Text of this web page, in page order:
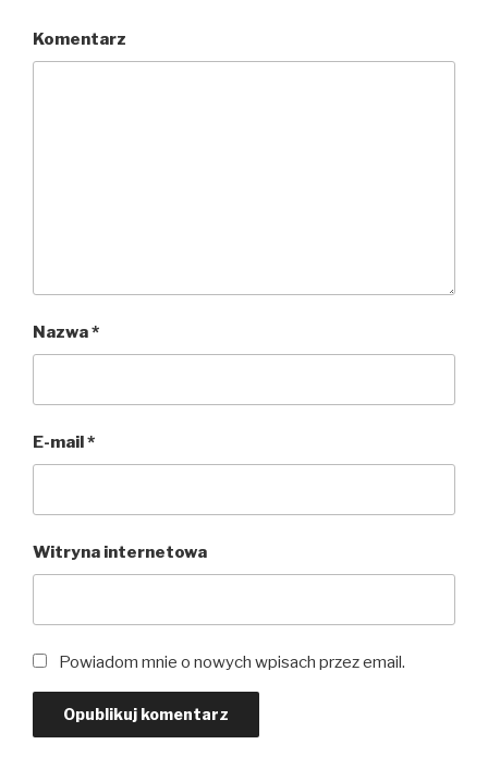
Komentarz
Nazwa*
E-mail*
Witryna internetowa
Powiadom mnie o nowych wpisach przez email.